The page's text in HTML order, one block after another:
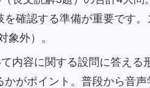
確認する準備が重要です
象外）。
内容に関する設問に答える
がポイント。普段から音